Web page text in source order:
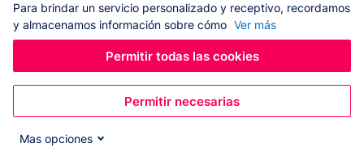
Para brindar un servicio personalizado y receptivo, recordamos
y almacenamos información sobre cómo Ver más
Permitir todas las cookies
Permitir necesarias
Mas opciones